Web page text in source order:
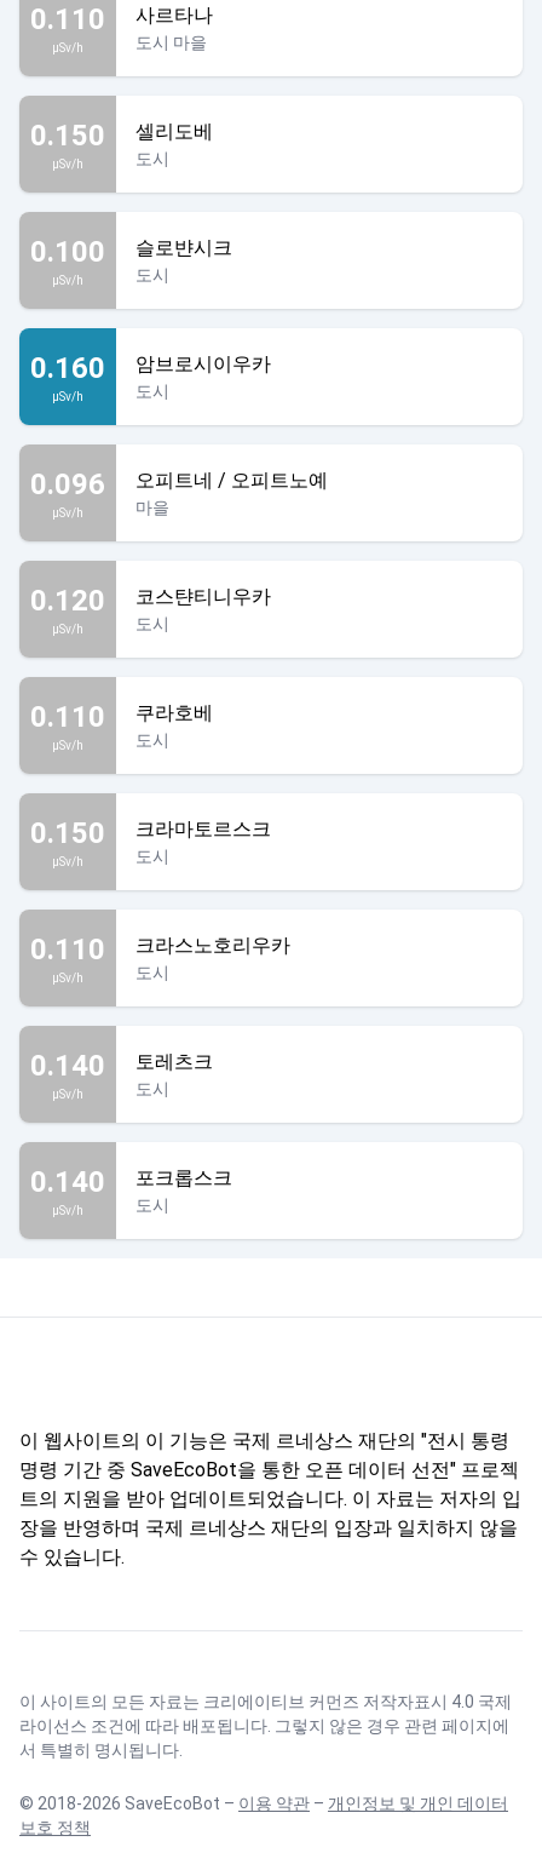
0.110
µSv/h
사르타나
도시 마을
0.150
µSv/h
셀리도베
도시
0.100
µSv/h
슬로뱐시크
도시
0.160
µSv/h
암브로시이우카
도시
0.096
µSv/h
오피트네 / 오피트노예
마을
0.120
µSv/h
코스탼티니우카
도시
0.110
µSv/h
쿠라호베
도시
0.150
µSv/h
크라마토르스크
도시
0.110
µSv/h
크라스노호리우카
도시
0.140
µSv/h
토레츠크
도시
0.140
µSv/h
포크롭스크
도시
이 웹사이트의 이 기능은 국제 르네상스 재단의 "전시 통령
명령 기간 중 SaveEcoBot을 통한 오픈 데이터 선전" 프로젝
트의 지원을 받아 업데이트되었습니다. 이 자료는 저자의 입
장을 반영하며 국제 르네상스 재단의 입장과 일치하지 않을
수 있습니다.
이 사이트의 모든 자료는 크리에이티브 커먼즈 저작자표시 4.0 국제
라이선스 조건에 따라 배포됩니다. 그렇지 않은 경우 관련 페이지에
서 특별히 명시됩니다.
© 2018-2026 SaveEcoBot – 이용 약관 – 개인정보 및 개인 데이터
보호 정책